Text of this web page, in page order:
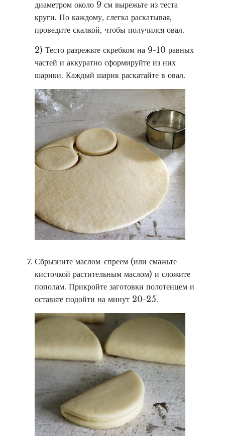
диаметром около 9 см вырежьте из теста
круги. По каждому, слегка раскатывая,
проведите скалкой, чтобы получился овал.
2) Тесто разрежьте скребком на 9-10 равных
частей и аккуратно сформируйте из них
шарики. Каждый шарик раскатайте в овал.
Сбрызните маслом-спреем (или смажьте
кисточкой растительным маслом) и сложите
пополам. Прикройте заготовки полотенцем и
оставьте подойти на минут 20-25.